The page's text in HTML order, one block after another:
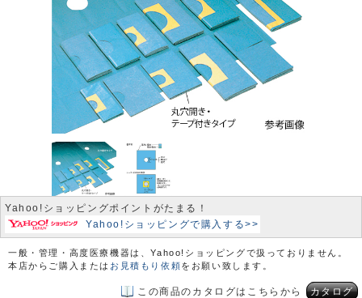
Yahoo!ショッピングポイントがたまる！
Yahoo!ショッピングで購入する>>
一般・管理・高度医療機器は、Yahoo!ショッピングで扱っておりません。
本店からご購入または お見積もり依頼をお願い致します。
この商品のカタログはこちらから カタログ